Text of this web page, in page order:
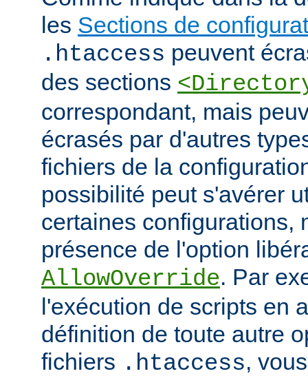
les Sections de
.htaccess peuvent
des sections
correspondant, mais
écrasés par d'autres
fichiers de la
possibilité peut s'avérer
certaines configurations,
présence de l'option
AllowOverride. Par
l'exécution de scripts en
définition de toute autre
fichiers .htaccess,